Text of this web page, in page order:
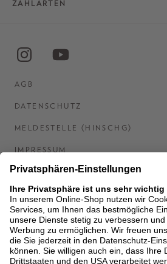
ZAHLARTEN
AGB
DATENSCHUTZ
MELDESTELLE (HINSCHG)
IMPRESSUM
BARRIEREFREIHEITSERKLÄRUNG
KONTAKT
COOKIES
MEN'S WORLD: BRAUN HAMBURG